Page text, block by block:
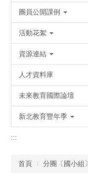
團員公開課例
活動花絮
資源連結
人才資料庫
未來教育國際論壇
新北教育豐年季
:::
首頁 分團〔國小組〕